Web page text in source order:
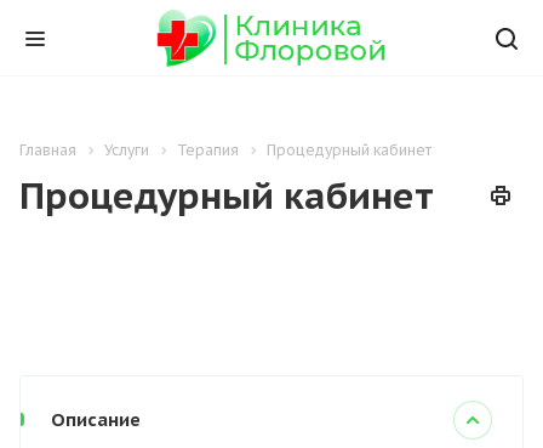
Главная Услуги Терапия Процедурный кабинет
Процедурный кабинет
Описание